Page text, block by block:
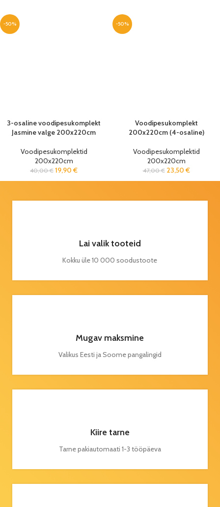
-50%
3-osaline voodipesukomplekt
Jasmine valge 200x220cm
Voodipesukomplektid
200x220cm
40,00€ 19,90 €
-50%
Voodipesukomplekt
200x220cm (4-osaline)
Voodipesukomplektid
200x220cm
47,00€ 23,50 €
Lai valik tooteid
Kokku üle 10 000 soodustoote
Mugav maksmine
Valikus Eesti ja Soome pangalingid
Kiire tarne
Tarne pakiautomaati 1-3 tööpäeva